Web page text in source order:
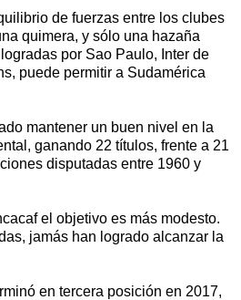
de fuerzas entre los clubes
quimera, y sólo una hazaña
por Sao Paulo, Inter de
puede permitir a Sudamérica
mantener un buen nivel en la
ganando 22 títulos, frente a 21
disputadas entre 1960 y
el objetivo es más modesto.
jamás han logrado alcanzar la
en tercera posición en 2017,